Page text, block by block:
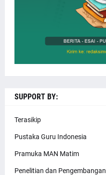
SUPPORT BY:
Terasikip
Pustaka Guru Indonesia
Pramuka MAN Matim
Penelitian dan Pengembangan